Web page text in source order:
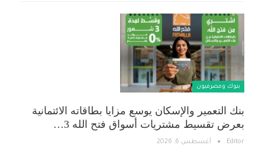
بنوك ومصرفيون
بنك التعمير والإسكان يوسع مزايا بطاقاته الائتمانية
بعرض تقسيط مشتريات أسواق فتح الله 3…
Editor أغسطس 6, 2026